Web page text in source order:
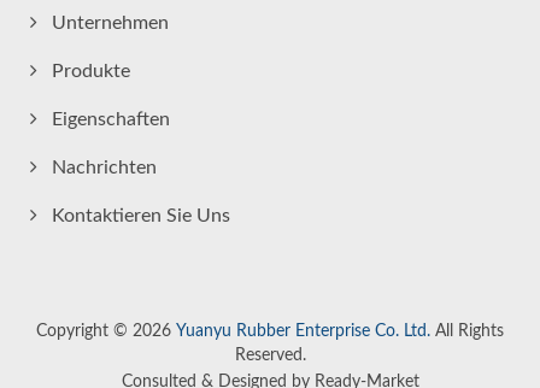
Unternehmen
Produkte
Eigenschaften
Nachrichten
Kontaktieren Sie Uns
Copyright © 2026 Yuanyu Rubber Enterprise Co. Ltd. All Rights
Reserved.
Consulted & Designed by Ready-Market